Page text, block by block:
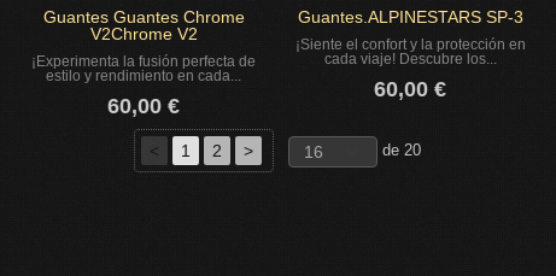
Guantes Guantes Chrome
V2Chrome V2
¡Experimenta la fusión perfecta de
estilo y rendimiento en cada...
60,00 €
Guantes.ALPINESTARS SP-3
¡Siente el confort y la protección en
cada viaje! Descubre los...
60,00 €
< 1 2 > de 20